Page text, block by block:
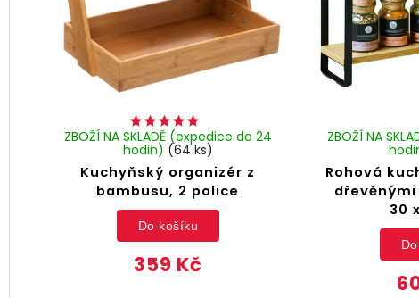
Kuchyňský organizér z
bambusu, 2 police
ZBOŽÍ NA SKLADĚ (expedice do 24
hodin) (64 ks)
359 Kč
Do košíku
Rohová
30
ZBOŽÍ NA